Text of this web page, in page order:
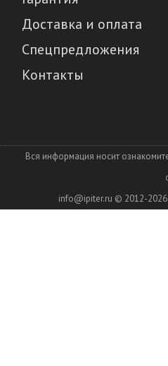
Доставка и оплата
Спецпредложения
Контакты
Вся информация носит
info@ipiter.ru © 2012-2026